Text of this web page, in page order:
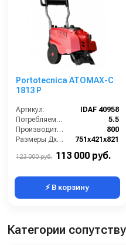
Portotecnica ATOMAX-C
1813 P
Артикул:
IDAF 40958
Потребляемая мощность (Вт):
5.5
Производительность (л/ч):
800
Размеры ДхШхВ (мм):
751х421х821
123 000 руб. 113 000 руб.
⚡ В корзину
Категории